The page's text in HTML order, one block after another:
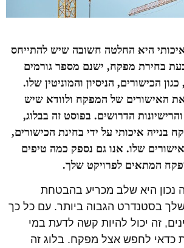
היא החלטה חשובה שיש להתייחס
בחירת מפקח, ישנם מספר גורמים
הכישורים, הניסיון והמוניטין שלו.
את האישורים של המפקח ולוודא שיש
הדרושים. בפוסט זה בבלוג,
בנייה איכותי על ידי בחינת הכישורים,
שלו. אנו גם נספק כמה טיפים
המתאים לפרויקט שלך.
נכון היא שלב מכריע בהבטחת
בסטנדרט הגבוה ביותר. עם כל כך
זה יכול להיות קשה לדעת במי
כדאי לחפש אצל מפקח. בלוג זה